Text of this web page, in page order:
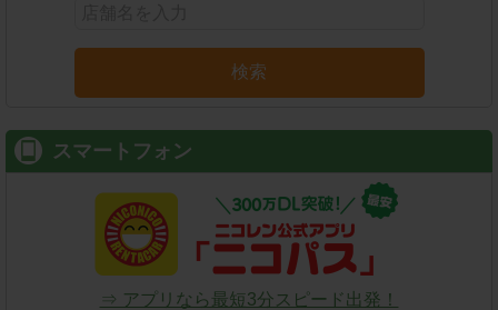
検索
スマートフォン
⇒ アプリなら最短3分スピード出発！